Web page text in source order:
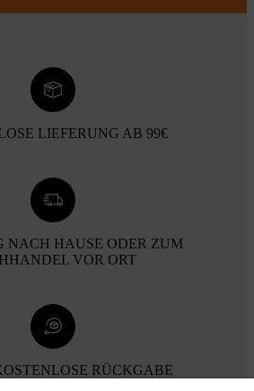
LIEFERUNG AB 99€
NACH HAUSE ODER ZUM
VOR ORT
RÜCKGABE